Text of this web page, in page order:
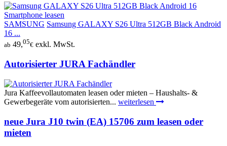
SAMSUNG Samsung GALAXY S26 Ultra 512GB Black Android
16 ...
ab 49,05€ exkl. MwSt.
Autorisierter JURA Fachändler
Jura Kaffeevollautomaten leasen oder mieten – Haushalts- &
Gewerbegeräte vom autorisierten... weiterlesen
neue Jura J10 twin (EA) 15706 zum leasen oder
mieten